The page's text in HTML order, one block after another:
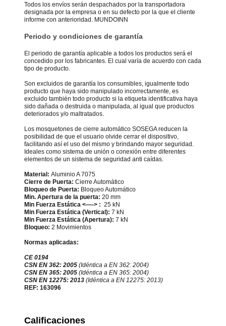
Todos los envíos serán despachados por la transportadora
designada por la empresa o en su defecto por la que el cliente
informe con anterioridad. MUNDOINN
Periodo y condiciones de garantía
El periodo de garantía aplicable a todos los productos será el
concedido por los fabricantes. El cual varía de acuerdo con cada
tipo de producto.
Son excluidos de garantía los consumibles, igualmente todo
producto que haya sido manipulado incorrectamente, es
excluido también todo producto si la etiqueta identificativa haya
sido dañada o destruida o manipulada, al igual que productos
deteriorados y/o maltratados.
Los mosquetones de cierre automático SOSEGA reducen la
posibilidad de que el usuario olvide cerrar el dispositivo,
facilitando así el uso del mismo y brindando mayor seguridad.
Ideales como sistema de unión o conexión entre diferentes
elementos de un sistema de seguridad anti caídas.
Material: Aluminio A 7075
Cierre de Puerta: Cierre Automático
Bloqueo de Puerta: Bloqueo Automático
Min. Apertura de la puerta: 20 mm
Min Fuerza Estática <—-> : 25 kN
Min Fuerza Estática (Vertical): 7 kN
Min Fuerza Estática (Apertura): 7 kN
Bloqueo: 2 Movimientos
Normas aplicadas:
CE 0194
CSN EN 362: 2005 (Idéntica a EN 362: 2004)
CSN EN 365: 2005 (Idéntica a EN 365: 2004)
CSN EN 12275: 2013 (Idéntica a EN 12275: 2013)
REF: 163096
Calificaciones